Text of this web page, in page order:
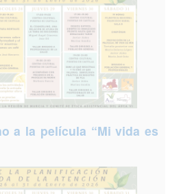
a la película “Mi vida es